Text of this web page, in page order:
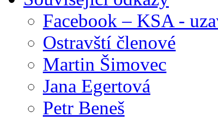
Facebook – KSA -
Ostravští členové
Martin Šimovec
Jana Egertová
Petr Beneš